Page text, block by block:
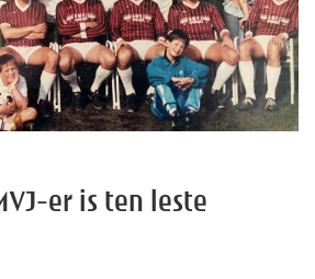
er is ten leste